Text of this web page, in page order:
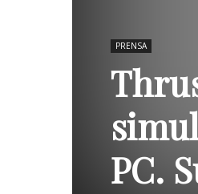
PRENSA
PC.